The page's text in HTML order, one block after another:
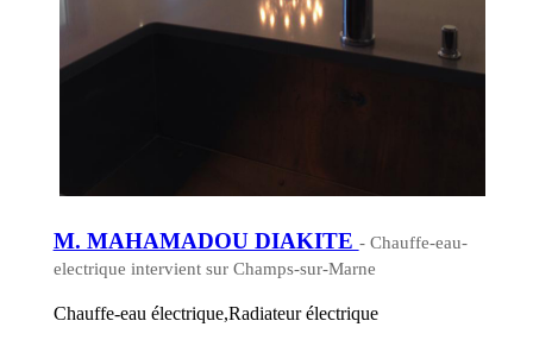
M. MAHAMADOU DIAKITE - Chauffe-eau-
electrique intervient sur Champs-sur-Marne
Chauffe-eau électrique,Radiateur électrique